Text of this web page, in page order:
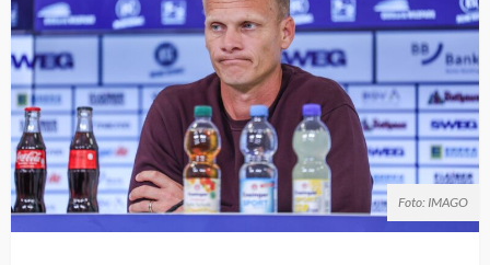
Foto: IMAGO